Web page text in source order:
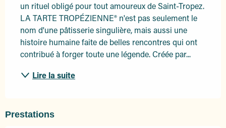
un rituel obligé pour tout amoureux de Saint-Tropez.
LA TARTE TROPÉZIENNE® n'est pas seulement le
nom d'une pâtisserie singulière, mais aussi une
histoire humaine faite de belles rencontres qui ont
contribué à forger toute une légende. Créée par...
Lire la suite
Prestations